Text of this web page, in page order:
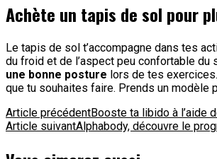
Achète un tapis de sol pour
Le tapis de sol t’accompagne dans tes
du froid et de l’aspect peu confortable
une bonne posture lors de tes
que tu souhaites faire. Prends un modèle
Navigation
d'article
Article précédentBooste ta libido à l’aide
Article suivantAlphabody, découvre le